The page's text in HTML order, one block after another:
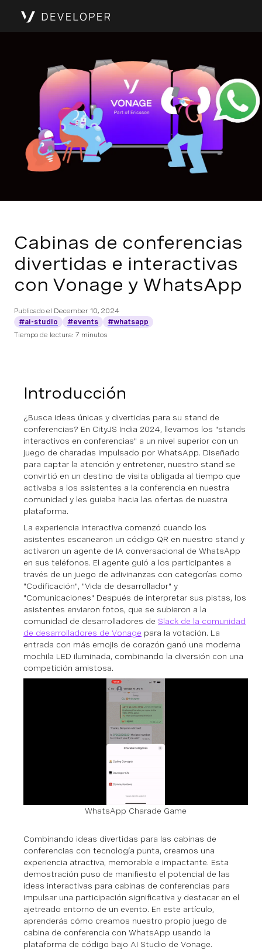
Cabinas de conferencias
divertidas e interactivas
con Vonage y WhatsApp
Publicado el December 10, 2024
#ai-studio
#events
#whatsapp
Tiempo de lectura: 7 minutos
Introducción
¿Busca ideas únicas y divertidas para su stand de
conferencias? En CityJS India 2024, llevamos los "stands
interactivos en conferencias" a un nivel superior con un
juego de charadas impulsado por WhatsApp. Diseñado
para captar la atención y entretener, nuestro stand se
convirtió en un destino de visita obligada al tiempo que
activaba a los asistentes a la conferencia en nuestra
comunidad y les guiaba hacia las ofertas de nuestra
plataforma.
La experiencia interactiva comenzó cuando los
asistentes escanearon un código QR en nuestro stand y
activaron un agente de IA conversacional de WhatsApp
en sus teléfonos. El agente guió a los participantes a
través de un juego de adivinanzas con categorías como
"Codificación", "Vida de desarrollador" y
"Comunicaciones" Después de interpretar sus pistas, los
asistentes enviaron fotos, que se subieron a la
comunidad de desarrolladores de Slack de la comunidad
de desarrolladores de Vonage para la votación. La
entrada con más emojis de corazón ganó una moderna
mochila LED iluminada, combinando la diversión con una
competición amistosa.
WhatsApp Charade Game
Combinando ideas divertidas para las cabinas de
conferencias con tecnología punta, creamos una
experiencia atractiva, memorable e impactante. Esta
demostración puso de manifiesto el potencial de las
ideas interactivas para cabinas de conferencias para
impulsar una participación significativa y destacar en el
ajetreado entorno de un evento. En este artículo,
aprenderás cómo creamos nuestro propio juego de
cabina de conferencia con WhatsApp usando la
plataforma de código bajo AI Studio de Vonage.